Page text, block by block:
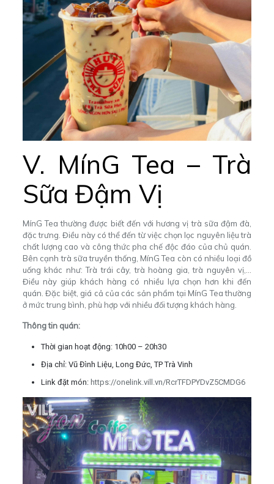
V. MínG Tea – Trà
Sữa Đậm Vị
MínG Tea thường được biết đến với hương vị trà sữa đậm đà,
đặc trưng. Điều này có thể đến từ việc chọn lọc nguyên liệu trà
chất lượng cao và công thức pha chế độc đáo của chủ quán.
Bên cạnh trà sữa truyền thống, MínG Tea còn có nhiều loại đồ
uống khác như: Trà trái cây, trà hoàng gia, trà nguyên vị,…
Điều này giúp khách hàng có nhiều lựa chọn hơn khi đến
quán. Đặc biệt, giá cả của các sản phẩm tại MínG Tea thường
ở mức trung bình, phù hợp với nhiều đối tượng khách hàng.
Thông tin quán:
Thời gian hoạt động: 10h00 – 20h30
Địa chỉ: Vũ Đình Liệu, Long Đức, TP Trà Vinh
Link đặt món: https://onelink.vill.vn/RcrTFDPYDvZ5CMDG6